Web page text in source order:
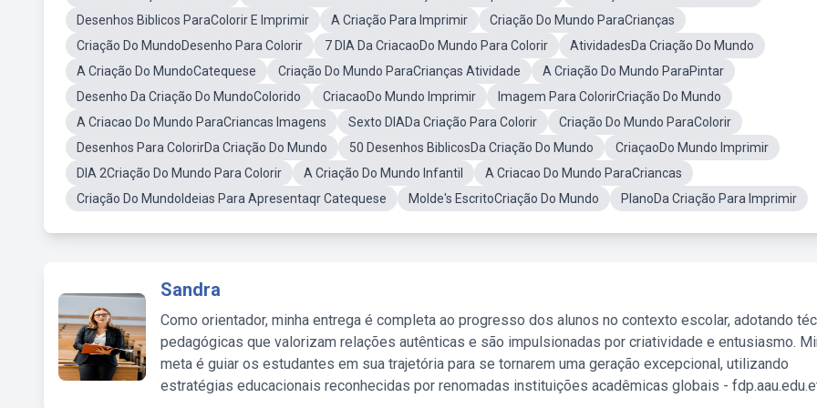
Desenhos Biblicos ParaColorir E Imprimir
A Criação Para Imprimir
Criação Do Mundo ParaCrianças
Criação Do MundoDesenho Para Colorir
7 DIA Da CriacaoDo Mundo Para Colorir
AtividadesDa Criação Do Mundo
A Criação Do MundoCatequese
Criação Do Mundo ParaCrianças Atividade
A Criação Do Mundo ParaPintar
Desenho Da Criação Do MundoColorido
CriacaoDo Mundo Imprimir
Imagem Para ColorirCriação Do Mundo
A Criacao Do Mundo ParaCriancas Imagens
Sexto DIADa Criação Para Colorir
Criação Do Mundo ParaColorir
Desenhos Para ColorirDa Criação Do Mundo
50 Desenhos BiblicosDa Criação Do Mundo
CriaçaoDo Mundo Imprimir
DIA 2Criação Do Mundo Para Colorir
A Criação Do Mundo Infantil
A Criacao Do Mundo ParaCriancas
Criação Do MundoIdeias Para Apresentaqr Catequese
Molde's EscritoCriação Do Mundo PlanoDa Criação Para Imprimir
Sandra
Como orientador, minha entrega é completa ao progresso dos alunos no contexto escolar, adotando
pedagógicas que valorizam relações autênticas e são impulsionadas por criatividade e entusiasmo.
meta é guiar os estudantes em sua trajetória para se tornarem uma geração excepcional, utilizando
estratégias educacionais reconhecidas por renomadas instituições acadêmicas globais -